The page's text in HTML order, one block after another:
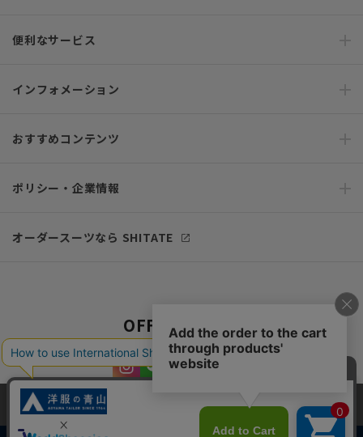
便利なサービス
インフォメーション
おすすめコンテンツ
ポリシー・企業情報
オーダースーツなら SHITATE
OFFICIAL SNS
当サイトでは、快適な閲覧体験とコンテンツ改善のためにCookieを使用